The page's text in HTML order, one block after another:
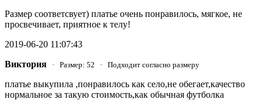
Размер соответсвует) платье очень понравилось, мягкое, не
просвечивает, приятное к телу!
2019-06-20 11:07:43
Виктория · Размер: 52 · Подходит согласно размеру
платье выкупила ,понравилось как село,не обегает,качество
нормальное за такую стоимость,как обычная футболка